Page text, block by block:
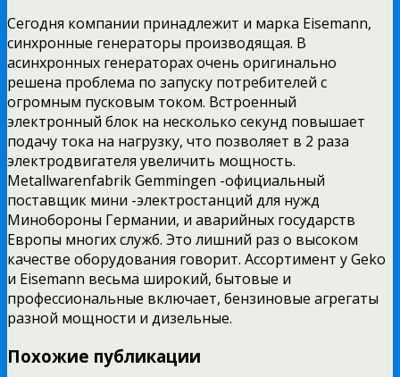
Сегодня компании принадлежит и марка Eisemann,
синхронные генераторы производящая. В
асинхронных генераторах очень оригинально
решена проблема по запуску потребителей с
огромным пусковым током. Встроенный
электронный блок на несколько секунд повышает
подачу тока на нагрузку, что позволяет в 2 раза
электродвигателя увеличить мощность.
Metallwarenfabrik Gemmingen -официальный
поставщик мини -электростанций для нужд
Минобороны Германии, и аварийных государств
Европы многих служб. Это лишний раз о высоком
качестве оборудования говорит. Ассортимент у Geko
и Eisemann весьма широкий, бытовые и
профессиональные включает, бензиновые агрегаты
разной мощности и дизельные.
Похожие публикации